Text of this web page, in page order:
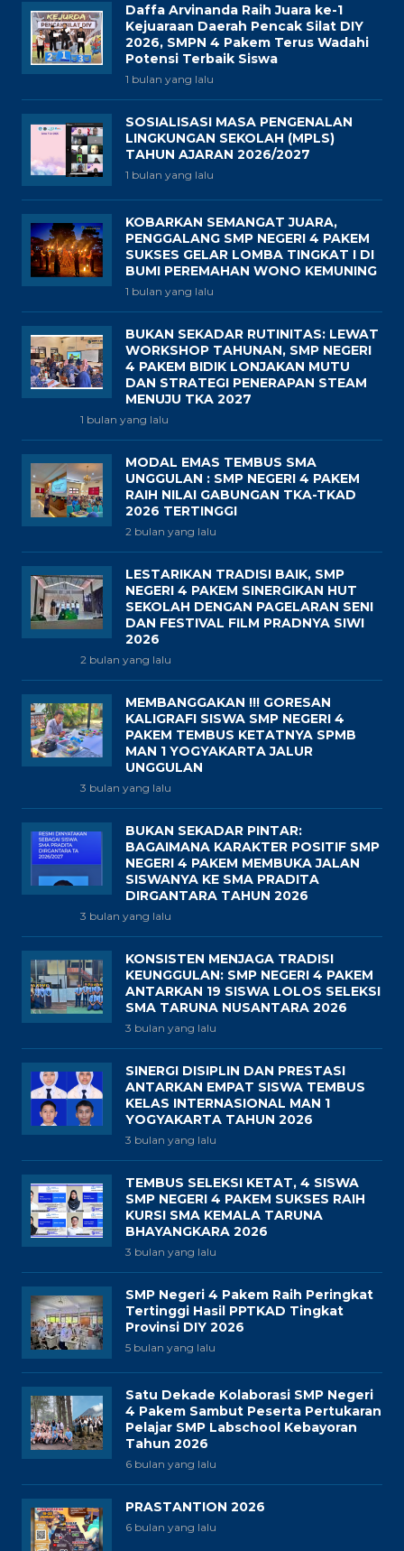
Daffa Arvinanda Raih Juara ke-1
Kejuaraan Daerah Pencak Silat DIY
2026, SMPN 4 Pakem Terus Wadahi
Potensi Terbaik Siswa
1 bulan yang lalu
SOSIALISASI MASA PENGENALAN
LINGKUNGAN SEKOLAH (MPLS)
TAHUN AJARAN 2026/2027
1 bulan yang lalu
KOBARKAN SEMANGAT JUARA,
PENGGALANG SMP NEGERI 4 PAKEM
SUKSES GELAR LOMBA TINGKAT I DI
BUMI PEREMAHAN WONO KEMUNING
1 bulan yang lalu
BUKAN SEKADAR RUTINITAS: LEWAT
WORKSHOP TAHUNAN, SMP NEGERI
4 PAKEM BIDIK LONJAKAN MUTU
DAN STRATEGI PENERAPAN STEAM
MENUJU TKA 2027
1 bulan yang lalu
MODAL EMAS TEMBUS SMA
UNGGULAN : SMP NEGERI 4 PAKEM
RAIH NILAI GABUNGAN TKA-TKAD
2026 TERTINGGI
2 bulan yang lalu
LESTARIKAN TRADISI BAIK, SMP
NEGERI 4 PAKEM SINERGIKAN HUT
SEKOLAH DENGAN PAGELARAN SENI
DAN FESTIVAL FILM PRADNYA SIWI
2026
2 bulan yang lalu
MEMBANGGAKAN !!! GORESAN
KALIGRAFI SISWA SMP NEGERI 4
PAKEM TEMBUS KETATNYA SPMB
MAN 1 YOGYAKARTA JALUR
UNGGULAN
3 bulan yang lalu
BUKAN SEKADAR PINTAR:
BAGAIMANA KARAKTER POSITIF SMP
NEGERI 4 PAKEM MEMBUKA JALAN
SISWANYA KE SMA PRADITA
DIRGANTARA TAHUN 2026
3 bulan yang lalu
KONSISTEN MENJAGA TRADISI
KEUNGGULAN: SMP NEGERI 4 PAKEM
ANTARKAN 19 SISWA LOLOS SELEKSI
SMA TARUNA NUSANTARA 2026
3 bulan yang lalu
SINERGI DISIPLIN DAN PRESTASI
ANTARKAN EMPAT SISWA TEMBUS
KELAS INTERNASIONAL MAN 1
YOGYAKARTA TAHUN 2026
3 bulan yang lalu
TEMBUS SELEKSI KETAT, 4 SISWA
SMP NEGERI 4 PAKEM SUKSES RAIH
KURSI SMA KEMALA TARUNA
BHAYANGKARA 2026
3 bulan yang lalu
SMP Negeri 4 Pakem Raih Peringkat
Tertinggi Hasil PPTKAD Tingkat
Provinsi DIY 2026
5 bulan yang lalu
Satu Dekade Kolaborasi SMP Negeri
4 Pakem Sambut Peserta Pertukaran
Pelajar SMP Labschool Kebayoran
Tahun 2026
6 bulan yang lalu
PRASTANTION 2026
6 bulan yang lalu